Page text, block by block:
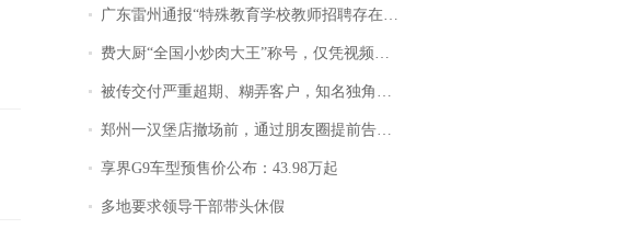
广东雷州通报“特殊教育学校教师招聘存在违规行为”：已启动问责程序 副校长被停职
费大厨“全国小炒肉大王”称号，仅凭视频评出？中国烹饪协会回应
被传交付严重超期、糊弄客户，知名独角兽车企创始人回应：都没证据，将依法采取措施，“本人长期与美国交管局保持沟通，对方表示肯定”
郑州一汉堡店撤场前，通过朋友圈提前告知逐一退费，有顾客仅剩1元也全被退回，分文不少；顾客：言而有信，让人感动
享界G9车型预售价公布：43.98万起
多地要求领导干部带头休假